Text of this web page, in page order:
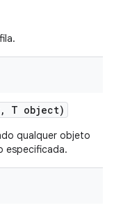
, T object)
qualquer objeto
especificada.